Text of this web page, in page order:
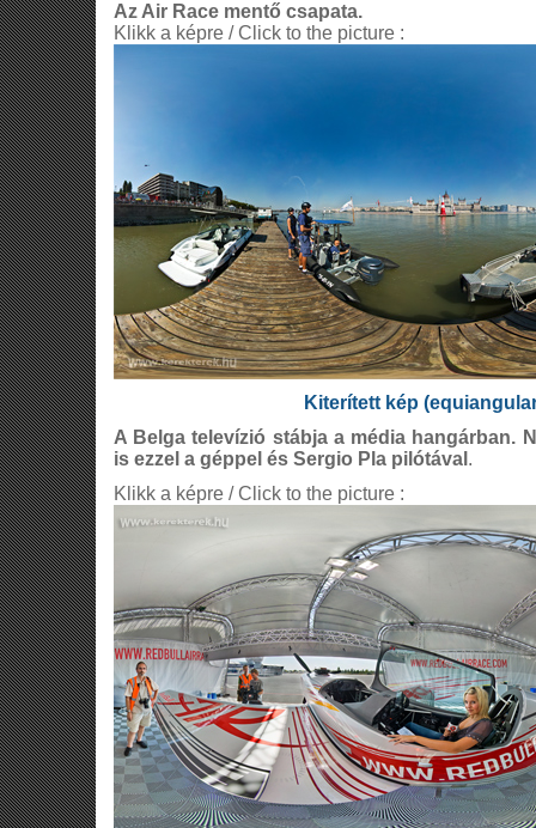
Az Air Race mentő csapata.
Klikk a képre / Click to the picture :
Kiterített kép
A Belga televízió stábja a média hangárban.
is ezzel a géppel és Sergio Pla pilótával .
Klikk a képre / Click to the picture :